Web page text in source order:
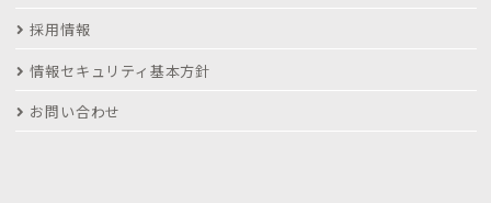
採用情報
情報セキュリティ基本方針
お問い合わせ